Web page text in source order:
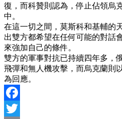
復，而科贊則認為，停止佔領烏
中。
在這一切之間，莫斯科和基輔的
出雙方都希望在任何可能的對話
來強加自己的條件。
雙方的軍事對抗已持續四年多，
飛彈和無人機攻擊，而烏克蘭則
為回應。
Facebook